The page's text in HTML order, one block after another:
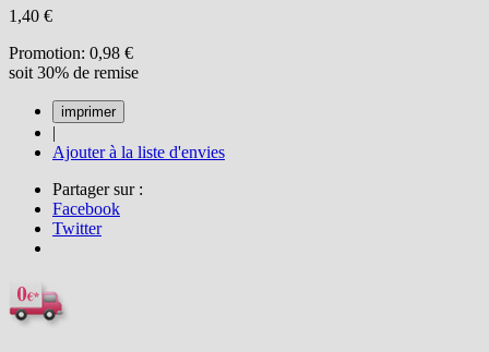
1,40 €
Promotion: 0,98 €
soit 30% de remise
|
Ajouter à la liste d'envies
Partager sur :
Facebook
Twitter